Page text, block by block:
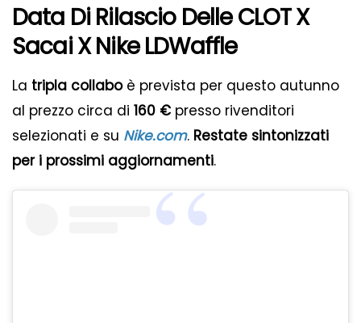
Data Di Rilascio Delle CLOT X
Sacai X Nike LDWaffle
La tripla collaboè prevista per questo autunno
al prezzo circa di 160 € presso rivenditori
selezionati e su Nike.com. Restate sintonizzati
per i prossimi aggiornamenti.